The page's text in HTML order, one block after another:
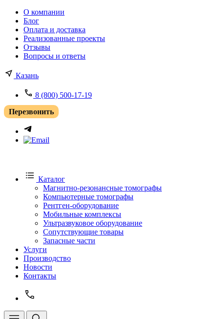
О компании
Блог
Оплата и доставка
Реализованные проекты
Отзывы
Вопросы и ответы
Казань
8 (800) 500-17-19
Перезвонить
Каталог
Магнитно-резонансные томографы
Компьютерные томографы
Рентген-оборудование
Мобильные комплексы
Ультразвуковое оборудование
Сопутствующие товары
Запасные части
Услуги
Производство
Новости
Контакты